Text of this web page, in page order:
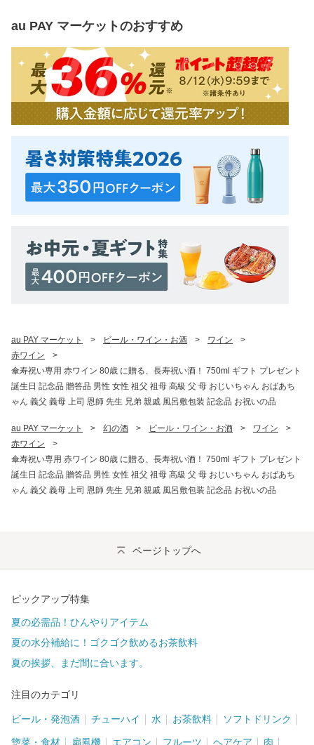
au PAY マーケットのおすすめ
au PAY マーケット > ビール・ワイン・お酒 > ワイン
>
赤ワイン
>
傘寿祝い専用 赤ワイン 80歳 に贈る、長寿祝い酒！ 750ml ギフト プレゼント
誕生日 記念品 贈答品 男性 女性 祖父 祖母 高級 父 母 おじいちゃん おばあち
ゃん 義父 義母 上司 恩師 先生 兄弟 親戚 風呂敷包装 記念品 お祝いの品
au PAY マーケット > 幻の酒 > ビール・ワイン・お酒 > ワイン
>
赤ワイン
>
傘寿祝い専用 赤ワイン 80歳 に贈る、長寿祝い酒！ 750ml ギフト プレゼント
誕生日 記念品 贈答品 男性 女性 祖父 祖母 高級 父 母 おじいちゃん おばあち
ゃん 義父 義母 上司 恩師 先生 兄弟 親戚 風呂敷包装 記念品 お祝いの品
ページトップへ
ピックアップ特集
夏の必需品！ひんやりアイテム
夏の水分補給に！ゴクゴク飲めるお茶飲料
夏の挨拶、まだ間に合います。
注目のカテゴリ
ビール・発泡酒 チューハイ 水 お茶飲料 ソフトドリンク
惣菜・食材 扇風機 エアコン フルーツ ヘアケア 肉